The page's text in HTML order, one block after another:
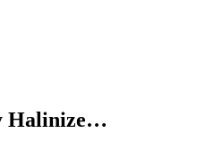
Halinize…